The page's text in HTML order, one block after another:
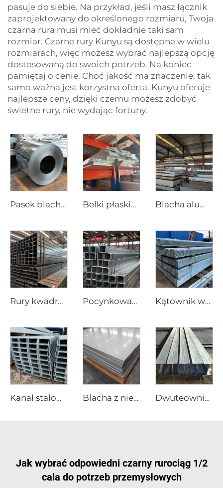
pasuje do siebie. Na przykład, jeśli masz łącznik
zaprojektowany do określonego rozmiaru, Twoja
czarna rura musi mieć dokładnie taki sam
rozmiar. Czarne rury Kunyu są dostępne w wielu
rozmiarach, więc możesz wybrać najlepszą opcję
dostosowaną do swoich potrzeb. Na koniec
pamiętaj o cenie. Choć jakość ma znaczenie, tak
samo ważna jest korzystna oferta. Kunyu oferuje
najlepsze ceny, dzięki czemu możesz zdobyć
świetne rury, nie wydając fortuny.
Pasek blachy stalowej ocynkowanej, zwoje stalowe ocynkowane Belki płaskiej z aluminium Blacha aluminiowa z blachy stalowej
Rury kwadratowe ze stali węglowej bez szwu Pocynkowana rura stalowa Gi, bezszwowa rura kwadratowa Kątownik węglowy stalowy równoboczny
Kanał stalowy galwanizowany Blacha z nierdzewnej stali Dwuteownik ocynkowany ze stali A36
Jak wybrać odpowiedni czarny rurociąg 1/2
cala do potrzeb przemysłowych